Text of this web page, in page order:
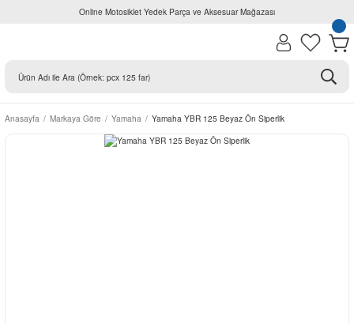
Online Motosiklet Yedek Parça ve Aksesuar Mağazası
Anasayfa Markaya Göre Yamaha Yamaha YBR 125 Beyaz Ön Siperlik